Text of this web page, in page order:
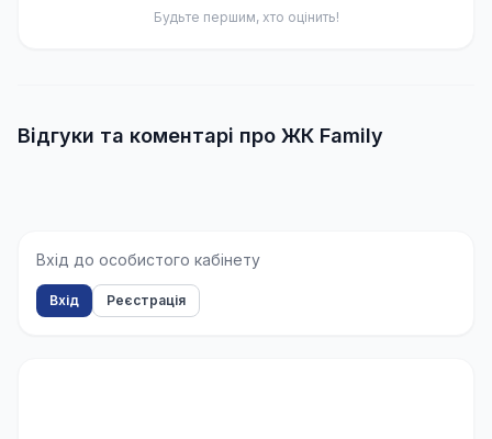
Будьте першим, хто оцінить!
Відгуки та коментарі про ЖК Family
Вхід до особистого кабінету
Вхід Реєстрація